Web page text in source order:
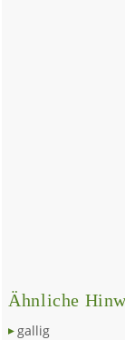
Ähnliche
gallig